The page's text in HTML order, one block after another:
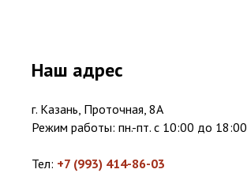
Наш адрес
г. Казань, Проточная, 8А
Режим работы: пн.-пт. с 10:00 до 18:00
Тел: +7 (993) 414-86-03